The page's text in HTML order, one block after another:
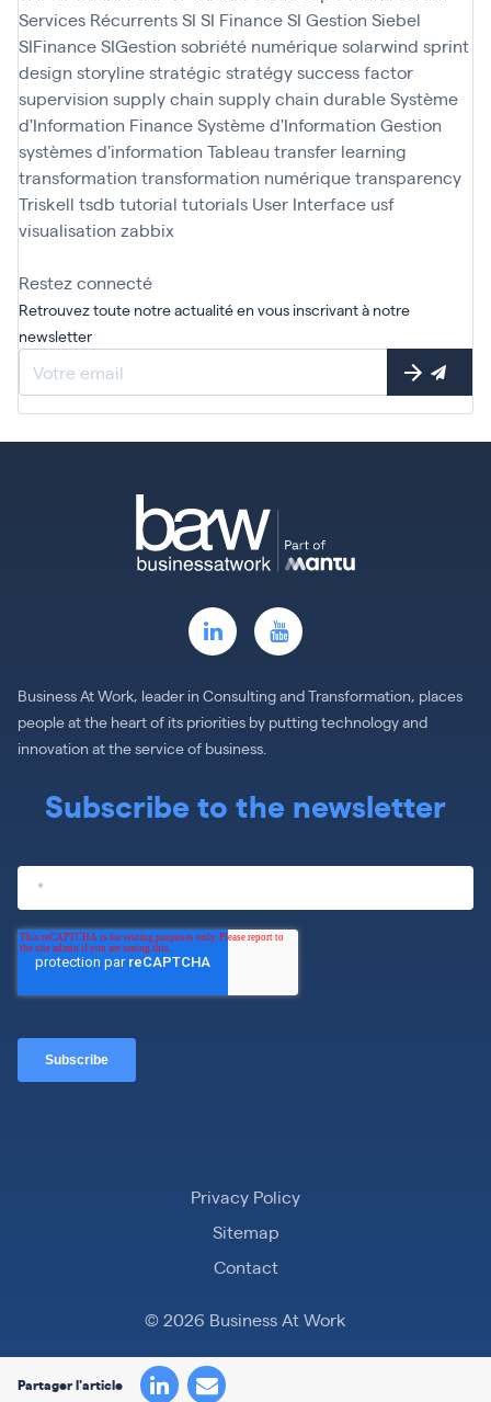
Services RécurrentsSI SI FinanceSI Gestion Siebel
SIFinanceSIGestion sobriété numériquesolarwind sprint
design storylinestratégic stratégysuccess factor
supervision supply chain supply chain durableSystème
d'Information FinanceSystème d'Information Gestion
systèmes d'information Tableau transfer learning
transformation transformation numériquetransparency
Triskell tsdb tutorial tutorials User Interface usf
visualisation zabbix
Restez connecté
Retrouvez toute notre actualité en vous inscrivant à notre
newsletter
Business At Work, leader in Consulting and Transformation, places
people at the heart of its priorities by putting technology and
innovation at the service of business.
Subscribe to the newsletter
Privacy Policy
Sitemap
Contact
© 2026 Business At Work
Partager l'article